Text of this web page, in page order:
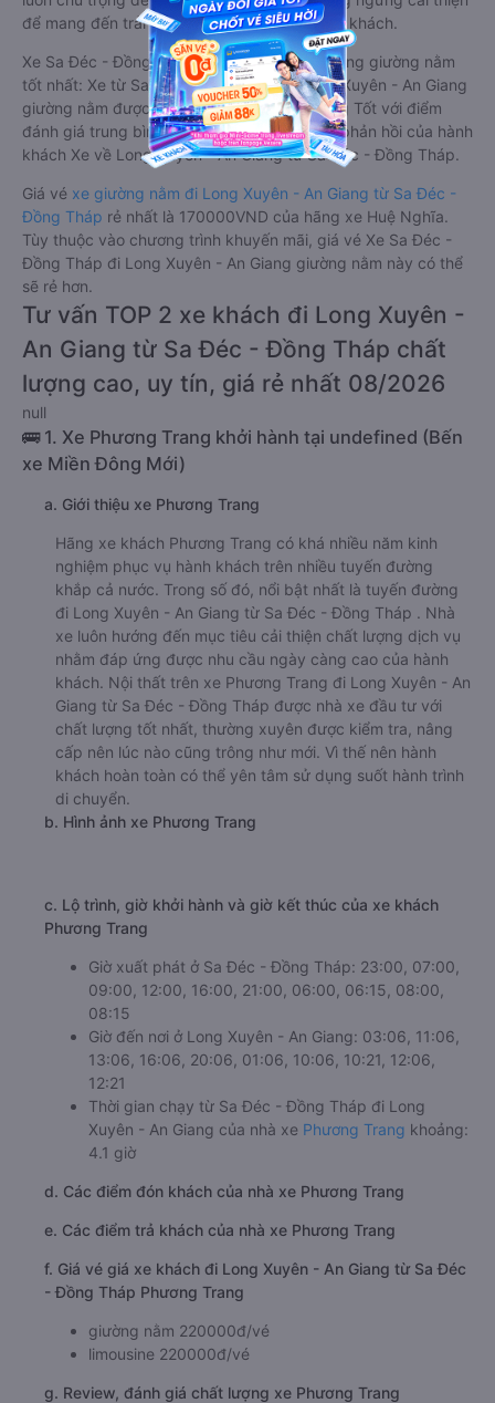
để mang đến trải nghiệm hoàn hảo cho hành khách.
Xe Sa Đéc - Đồng Tháp Long Xuyên - An Giang giường nằm
tốt nhất: Xe từ Sa Đéc - Đồng Tháp đi Long Xuyên - An Giang
giường nằm được đánh giá chung chất lượng Tốt với điểm
đánh giá trung bình từ 4.4/5 dựa trên 4941 phản hồi của hành
khách Xe về Long Xuyên - An Giang từ Sa Đéc - Đồng Tháp.
Giá vé xe giường nằm đi Long Xuyên - An Giang từ Sa Đéc -
Đồng Tháp rẻ nhất là 170000VND của hãng xe Huệ Nghĩa.
Tùy thuộc vào chương trình khuyến mãi, giá vé Xe Sa Đéc -
Đồng Tháp đi Long Xuyên - An Giang giường nằm này có thể
sẽ rẻ hơn.
Tư vấn TOP 2 xe khách đi Long Xuyên -
An Giang từ Sa Đéc - Đồng Tháp chất
lượng cao, uy tín, giá rẻ nhất 08/2026
null
🚌 1. Xe Phương Trang khởi hành tại undefined (Bến
xe Miền Đông Mới)
a. Giới thiệu xe Phương Trang
Hãng xe khách Phương Trang có khá nhiều năm kinh
nghiệm phục vụ hành khách trên nhiều tuyến đường
khắp cả nước. Trong số đó, nổi bật nhất là tuyến đường
đi Long Xuyên - An Giang từ Sa Đéc - Đồng Tháp . Nhà
xe luôn hướng đến mục tiêu cải thiện chất lượng dịch vụ
nhằm đáp ứng được nhu cầu ngày càng cao của hành
khách. Nội thất trên xe Phương Trang đi Long Xuyên - An
Giang từ Sa Đéc - Đồng Tháp được nhà xe đầu tư với
chất lượng tốt nhất, thường xuyên được kiểm tra, nâng
cấp nên lúc nào cũng trông như mới. Vì thế nên hành
khách hoàn toàn có thể yên tâm sử dụng suốt hành trình
di chuyển.
b. Hình ảnh xe Phương Trang
c. Lộ trình, giờ khởi hành và giờ kết thúc của xe khách
Phương Trang
Giờ xuất phát ở Sa Đéc - Đồng Tháp: 23:00, 07:00,
09:00, 12:00, 16:00, 21:00, 06:00, 06:15, 08:00,
08:15
Giờ đến nơi ở Long Xuyên - An Giang: 03:06, 11:06,
13:06, 16:06, 20:06, 01:06, 10:06, 10:21, 12:06,
12:21
Thời gian chạy từ Sa Đéc - Đồng Tháp đi Long
Xuyên - An Giang của nhà xe Phương Trang khoảng:
4.1 giờ
d. Các điểm đón khách của nhà xe Phương Trang
e. Các điểm trả khách của nhà xe Phương Trang
f. Giá vé giá xe khách đi Long Xuyên - An Giang từ Sa Đéc
- Đồng Tháp Phương Trang
giường nằm 220000đ/vé
limousine 220000đ/vé
g. Review, đánh giá chất lượng xe Phương Trang